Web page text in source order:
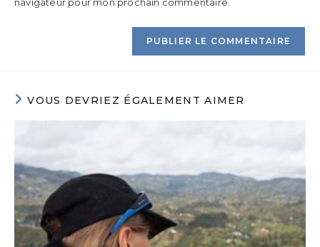
VOUS DEVRIEZ ÉGALEMENT AIMER